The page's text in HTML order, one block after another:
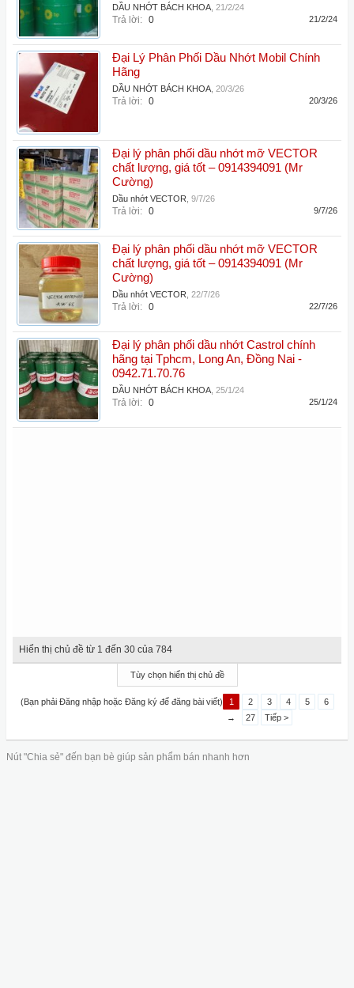
DẦU NHỚT BÁCH KHOA 21/2/24
Trả lời: 0 21/2/24
Đại Lý Phân Phối Dầu Nhớt Mobil Chính
Hãng
DẦU NHỚT BÁCH KHOA 20/3/26
Trả lời: 0 20/3/26
Đại lý phân phối dầu nhớt mỡ VECTOR
chất lượng, giá tốt – 0914394091 (Mr
Cường)
Dầu nhớt VECTOR 9/7/26
Trả lời: 0 9/7/26
Đại lý phân phối dầu nhớt mỡ VECTOR
chất lượng, giá tốt – 0914394091 (Mr
Cường)
Dầu nhớt VECTOR 22/7/26
Trả lời: 0 22/7/26
Đại lý phân phối dầu nhớt Castrol chính
hãng tại Tphcm, Long An, Đồng Nai -
0942.71.70.76
DẦU NHỚT BÁCH KHOA 25/1/24
Trả lời: 0 25/1/24
Hiển thị chủ đề từ 1 đến 30 của 784
Tùy chọn hiển thị chủ đề
(Bạn phải Đăng nhập hoặc Đăng ký để đăng bài viết) 1 2 3 4 5
6
→
27 Tiếp >
Nút "Chia sẻ" đến bạn bè giúp sản phẩm bán nhanh hơn